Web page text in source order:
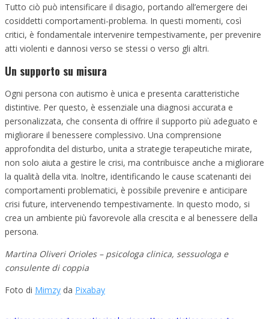
Tutto ciò può intensificare il disagio, portando all’emergere dei
cosiddetti comportamenti-problema. In questi momenti, così
critici, è fondamentale intervenire tempestivamente, per prevenire
atti violenti e dannosi verso se stessi o verso gli altri.
Un supporto su misura
Ogni persona con autismo è unica e presenta caratteristiche
distintive. Per questo, è essenziale una diagnosi accurata e
personalizzata, che consenta di offrire il supporto più adeguato e
migliorare il benessere complessivo. Una comprensione
approfondita del disturbo, unita a strategie terapeutiche mirate,
non solo aiuta a gestire le crisi, ma contribuisce anche a migliorare
la qualità della vita. Inoltre, identificando le cause scatenanti dei
comportamenti problematici, è possibile prevenire e anticipare
crisi future, intervenendo tempestivamente. In questo modo, si
crea un ambiente più favorevole alla crescita e al benessere della
persona.
Martina Oliveri Orioles – psicologa clinica, sessuologa e
consulente di coppia
Foto di Mimzy da Pixabay